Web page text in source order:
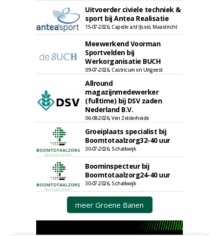
Uitvoerder civiele techniek &
sport bij Antea Realisatie
15-07-2026, Capelle a/d IJssel, Maastricht
Meewerkend Voorman
Sportvelden bij
Werkorganisatie BUCH
09-07-2026, Castricum en Uitgeest
Allround
magazijnmedewerker
(fulltime) bij DSV zaden
Nederland B.V.
06-08-2026, Ven Zelderheide
Groeiplaats specialist bij
Boomtotaalzorg32-40 uur
30-07-2026, Schalkwijk
Boominspecteur bij
Boomtotaalzorg24-40 uur
30-07-2026, Schalkwijk
meer Groene Banen